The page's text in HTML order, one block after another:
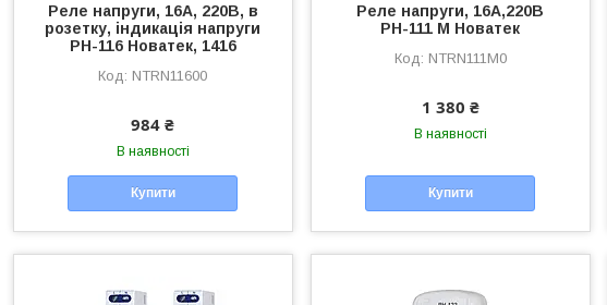
Реле напруги, 16А, 220В, в
розетку, індикація напруги
РН-116 Новатек, 1416
NTRN11600
984 ₴
В наявності
Купити
Реле напруги, 16А,220В
РН-111 М Новатек
NTRN111M0
1 380 ₴
В наявності
Купити